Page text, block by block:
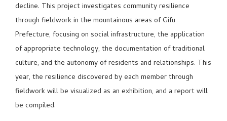
decline. This project investigates community resilience
through fieldwork in the mountainous areas of Gifu
Prefecture, focusing on social infrastructure, the application
of appropriate technology, the documentation of traditional
culture, and the autonomy of residents and relationships. This
year, the resilience discovered by each member through
fieldwork will be visualized as an exhibition, and a report will
be compiled.